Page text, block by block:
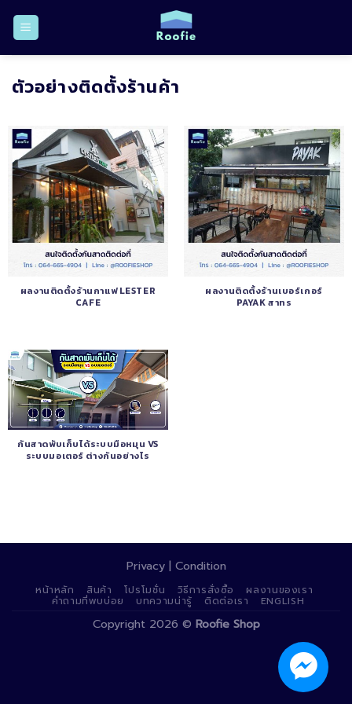
ตัวอย่างติดตั้งร้านค้า
ผลงานติดตั้งร้านกาแฟ LESTER
CAFE
ผลงานติดตั้งร้านเบอร์เกอร์
PAYAK สาทร
กันสาดพับเก็บได้ระบบมือหมุน VS
ระบบมอเตอร์ ต่างกันอย่างไร
Privacy | Condition
หน้าหลัก สินค้า โปรโมชั่น วิธีการสั่งซื้อ ผลงานของเรา
คำถามที่พบบ่อย บทความน่ารู้ ติดต่อเรา ENGLISH
Copyright 2026 © Roofie Shop